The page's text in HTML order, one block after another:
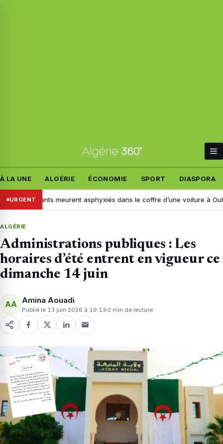
À LA UNE ALGÉRIE ÉCONOMIE SPORT DIASPORA
URGENT
enfants meurent asphyxiés dans le coffre d’une voiture à Ouled
ALGÉRIE
Administrations publiques : Les
horaires d’été entrent en vigueur ce
dimanche 14 juin
AA Amina Aouadi
Publié le 13 juin 2026 à 19:13 2 min de lecture